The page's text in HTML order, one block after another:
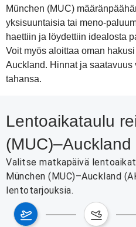
München (MUC)
yksisuuntaisia tai meno-
haettiin ja löydettiin idealosta
Voit myös aloittaa oman
Auckland. Hinnat ja saatavuus
tahansa.
Lentoaikataulu
(MUC)–Auckland
Valitse matkapäivä
München (MUC)–Auckland
lentotarjouksia.